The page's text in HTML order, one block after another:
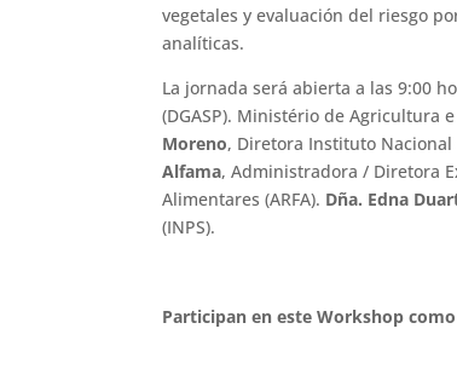
vegetales y evaluación del riesgo
analíticas.
La jornada será abierta a las 9:00
(DGASP). Ministério de Agricultura
Moreno, Diretora Instituto Nacional
Alfama, Administradora / Diretora
Alimentares (ARFA). Dña. Edna
(INPS).
Participan en este Workshop